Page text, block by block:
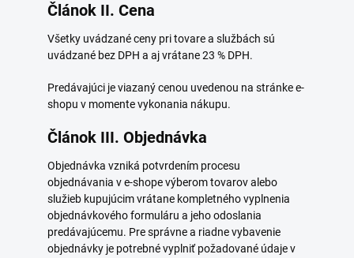
Článok II. Cena
Všetky uvádzané ceny pri tovare a službách sú
uvádzané bez DPH a aj vrátane 23 % DPH.
Predávajúci je viazaný cenou uvedenou na stránke e-
shopu v momente vykonania nákupu.
Článok III. Objednávka
Objednávka vzniká potvrdením procesu
objednávania v e-shope výberom tovarov alebo
služieb kupujúcim vrátane kompletného vyplnenia
objednávkového formuláru a jeho odoslania
predávajúcemu. Pre správne a riadne vybavenie
objednávky je potrebné vyplniť požadované údaje v